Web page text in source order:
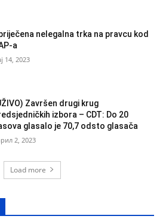
nelegalna trka na pravcu kod
a
14, 2023
Završen drugi krug
izbora – CDT: Do 20
glasalo je 70,7 odsto glasača
2, 2023
Load more